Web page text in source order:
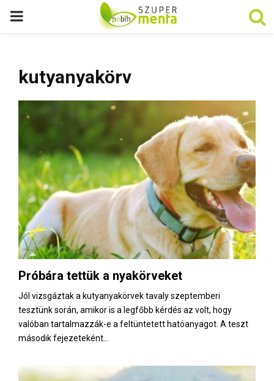
P
A
R
Y
M
N
kutyanyakörv
Próbára tettük a nyakörveket
Jól vizsgáztak a kutyanyakörvek tavaly szeptemberi
tesztünk során, amikor is a legfőbb kérdés az volt, hogy
valóban tartalmazzák-e a feltüntetett hatóanyagot. A teszt
második fejezeteként...